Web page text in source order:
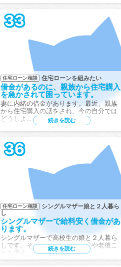
33
住宅ローン相談 住宅ローンを組みたい
借金があるのに、親族から住宅購入
を急かされて困っています。
妻に内緒の借金があります。最近、親族
から住宅購入の話をされ、今の自分では
どうしよ…
続きを読む
36
住宅ローン相談
シングルマザー娘と２人暮ら
し
シングルマザーで給料安く借金があ
ります。
シングルマザーで高校生の娘と２人暮ら
しです。そろそろ子供の独立後や老後こ
とも考え…
続きを読む